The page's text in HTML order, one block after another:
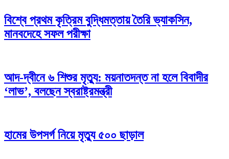
বিশ্বে প্রথম কৃত্রিম বুদ্ধিমত্তায় তৈরি ভ্যাকসিন,
মানবদেহে সফল পরীক্ষা
আদ-দ্বীনে ৬ শিশুর মৃত্যু: ময়নাতদন্ত না হলে বিবাদীর
‘লাভ’, বলছেন স্বরাষ্ট্রমন্ত্রী
হামের উপসর্গ নিয়ে মৃত্যু ৫০০ ছাড়াল